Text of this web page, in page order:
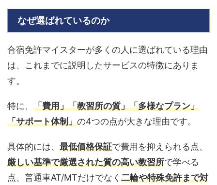
なぜ選ばれているのか
合宿免許マイスターが多くの人に選ばれている理由
は、これまでに説明したサービスの特徴にありま
す。
特に、 「費用」「教習所の質」「多様なプラン」
「サポート体制」の4つの点が大きな理由です。
具体的には、 最低価格保証で費用を抑えられる点、
厳しい基準で厳選された質の高い教習所で学べる
点、普通車AT/MTだけでなく 二輪や特殊免許まで対